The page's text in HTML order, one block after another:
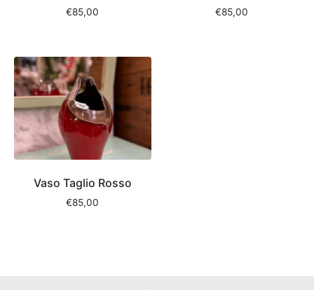
€85,00 €85,00
Vaso Taglio Rosso
€85,00